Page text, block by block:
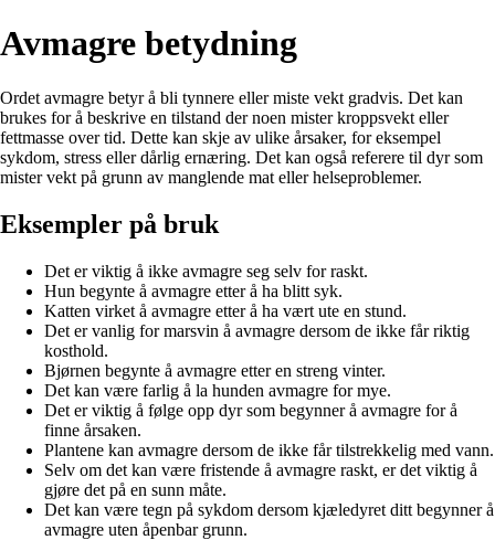
Avmagre betydning
Ordet avmagre betyr å bli tynnere eller miste vekt gradvis. Det kan
brukes for å beskrive en tilstand der noen mister kroppsvekt eller
fettmasse over tid. Dette kan skje av ulike årsaker, for eksempel
sykdom, stress eller dårlig ernæring. Det kan også referere til dyr som
mister vekt på grunn av manglende mat eller helseproblemer.
Eksempler på bruk
Det er viktig å ikke avmagre seg selv for raskt.
Hun begynte å avmagre etter å ha blitt syk.
Katten virket å avmagre etter å ha vært ute en stund.
Det er vanlig for marsvin å avmagre dersom de ikke får riktig
kosthold.
Bjørnen begynte å avmagre etter en streng vinter.
Det kan være farlig å la hunden avmagre for mye.
Det er viktig å følge opp dyr som begynner å avmagre for å
finne årsaken.
Plantene kan avmagre dersom de ikke får tilstrekkelig med vann.
Selv om det kan være fristende å avmagre raskt, er det viktig å
gjøre det på en sunn måte.
Det kan være tegn på sykdom dersom kjæledyret ditt begynner å
avmagre uten åpenbar grunn.